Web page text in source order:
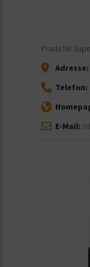
Praxis für
Adresse:
Telefon:
E-Mail: